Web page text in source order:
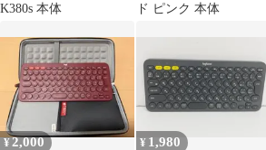
K380s 本体
ド ピンク 本体
¥2,000 ¥ 1,980